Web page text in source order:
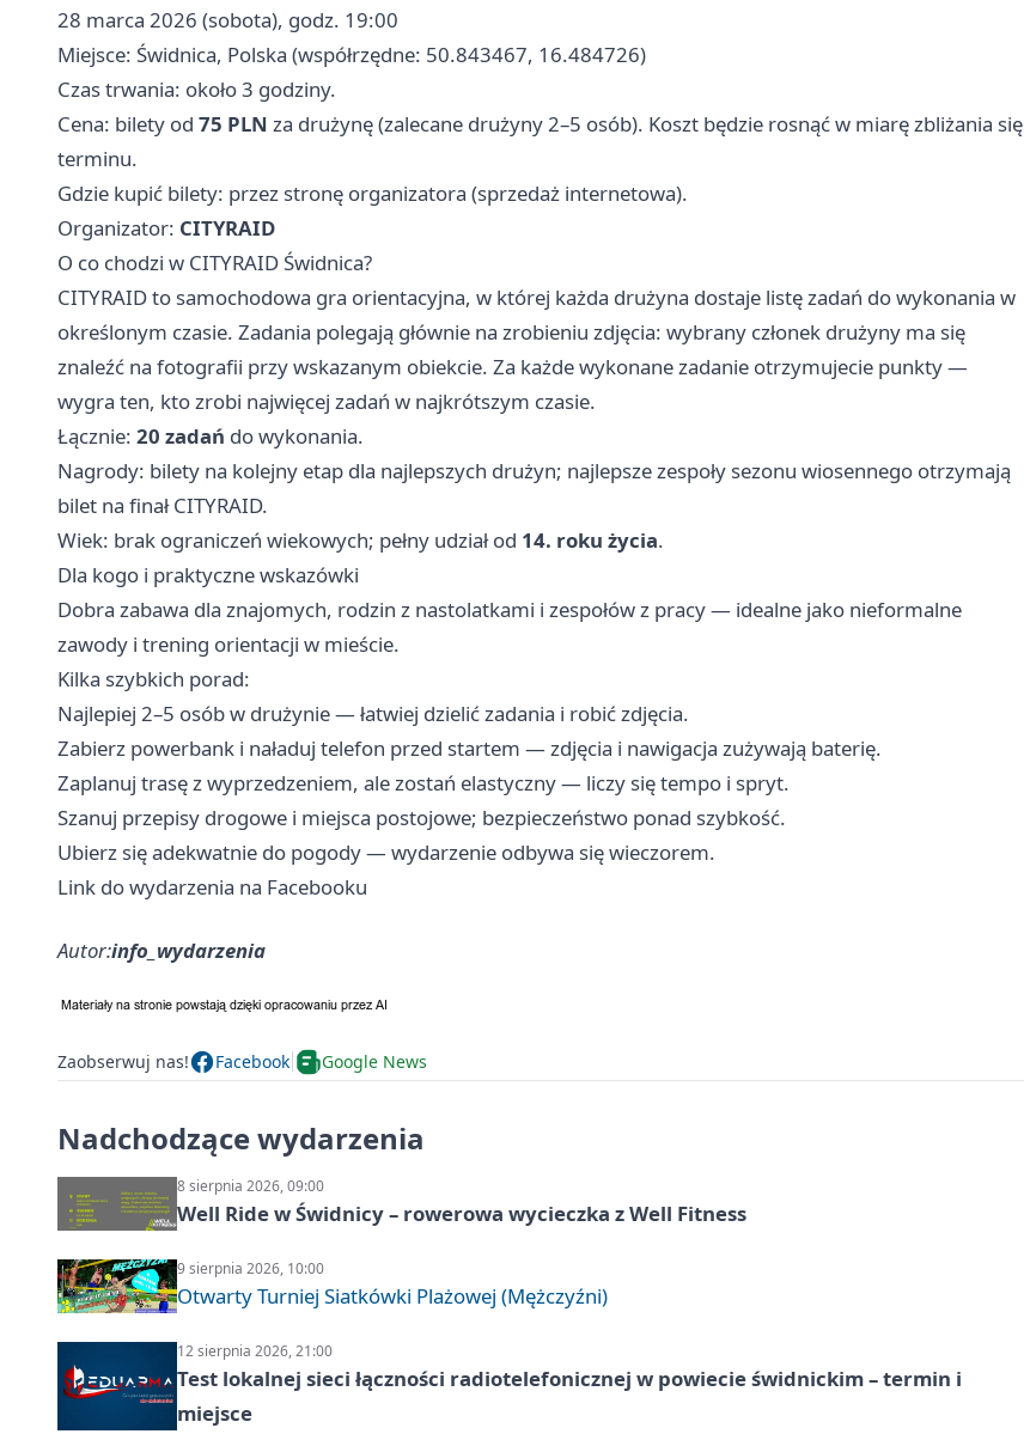
28 marca 2026 (sobota), godz. 19:00
Miejsce: Świdnica, Polska (współrzędne: 50.843467, 16.484726)
Czas trwania: około 3 godziny.
Cena: bilety od 75 PLN za drużynę (zalecane drużyny 2–5 osób). Koszt będzie rosnąć w miarę zbliżania się
terminu.
Gdzie kupić bilety: przez stronę organizatora (sprzedaż internetowa).
Organizator: CITYRAID
O co chodzi w CITYRAID Świdnica?
CITYRAID to samochodowa gra orientacyjna, w której każda drużyna dostaje listę zadań do wykonania w
określonym czasie. Zadania polegają głównie na zrobieniu zdjęcia: wybrany członek drużyny ma się
znaleźć na fotografii przy wskazanym obiekcie. Za każde wykonane zadanie otrzymujecie punkty —
wygra ten, kto zrobi najwięcej zadań w najkrótszym czasie.
Łącznie: 20 zadań do wykonania.
Nagrody: bilety na kolejny etap dla najlepszych drużyn; najlepsze zespoły sezonu wiosennego otrzymają
bilet na finał CITYRAID.
Wiek: brak ograniczeń wiekowych; pełny udział od 14. roku życia.
Dla kogo i praktyczne wskazówki
Dobra zabawa dla znajomych, rodzin z nastolatkami i zespołów z pracy — idealne jako nieformalne
zawody i trening orientacji w mieście.
Kilka szybkich porad:
Najlepiej 2–5 osób w drużynie — łatwiej dzielić zadania i robić zdjęcia.
Zabierz powerbank i naładuj telefon przed startem — zdjęcia i nawigacja zużywają baterię.
Zaplanuj trasę z wyprzedzeniem, ale zostań elastyczny — liczy się tempo i spryt.
Szanuj przepisy drogowe i miejsca postojowe; bezpieczeństwo ponad szybkość.
Ubierz się adekwatnie do pogody — wydarzenie odbywa się wieczorem.
Link do wydarzenia na Facebooku
Autor:info_wydarzenia
Zaobserwuj nas! Facebook Google News
Nadchodzące wydarzenia
8 sierpnia 2026, 09:00
Well Ride w Świdnicy – rowerowa wycieczka z Well Fitness
9 sierpnia 2026, 10:00
Otwarty Turniej Siatkówki Plażowej (Mężczyźni)
12 sierpnia 2026, 21:00
Test lokalnej sieci łączności radiotelefonicznej w powiecie świdnickim – termin i
miejsce